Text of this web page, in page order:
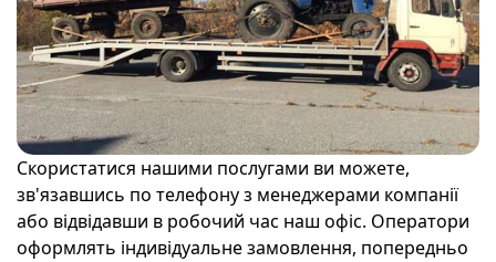
Скористатися нашими послугами ви можете,
зв'язавшись по телефону з менеджерами компанії
або відвідавши в робочий час наш офіс. Оператори
оформлять індивідуальне замовлення, попередньо